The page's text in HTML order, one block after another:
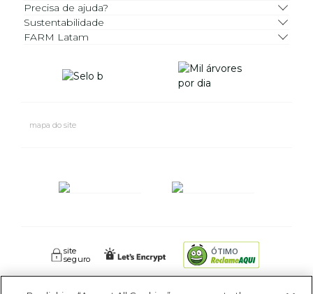
Precisa de ajuda?
Sustentabilidade
FARM Latam
mapa do site
site
seguro
ÓTIMO